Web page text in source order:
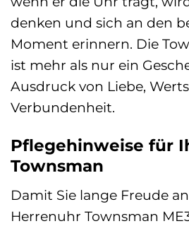
denken und sich an den
Moment erinnern. Die
ist mehr als nur ein
Ausdruck von Liebe,
Verbundenheit.
Pflegehinweise für
Townsman
Damit Sie lange Freude
Herrenuhr Townsman